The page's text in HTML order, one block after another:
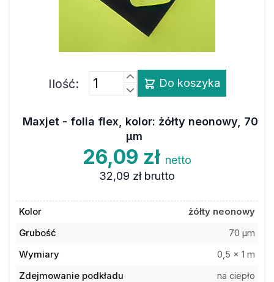
Ilość: Do koszyka
Maxjet - folia flex, kolor: żółty neonowy, 70
µm
26,09 zł netto
32,09 zł brutto
Kolor
żółty neonowy
Grubość
70 µm
Wymiary
0,5 x 1 m
Zdejmowanie podkładu
na ciepło